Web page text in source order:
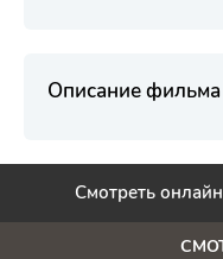
Описание
Смотреть